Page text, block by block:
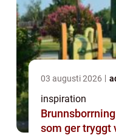
03 augusti 2026
inspiration
Brunnsborrning i
som ger tryggt